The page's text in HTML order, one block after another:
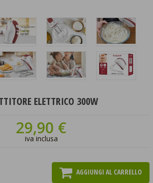
ELETTRICO 300W
29,90 €
iva inclusa
AGGIUNGI AL CARRELLO